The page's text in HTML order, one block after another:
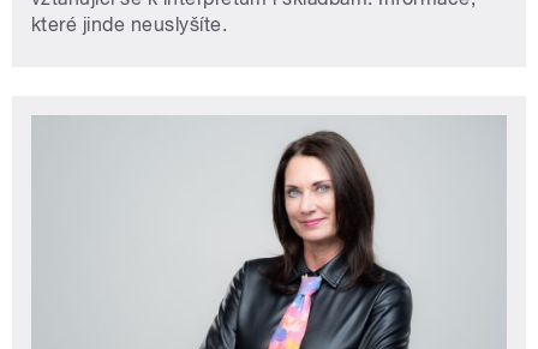
které jinde neuslyšíte.